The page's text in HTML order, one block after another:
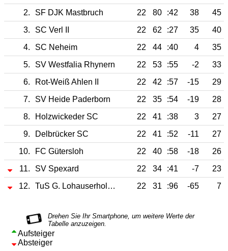
2.
SF DJK Mastbruch 22 80 :42 38
45
3.
SC Verl II 22 62 :27 35
40
4.
SC Neheim 22 44 :40 4
35
5.
SV Westfalia Rhynern 22 53 :55 -2
33
6.
Rot-Weiß Ahlen II 22 42 :57 -15
29
7.
SV Heide Paderborn 22 35 :54 -19
28
8.
Holzwickeder SC 22 41 :38 3
27
9.
Delbrücker SC 22 41 :52 -11
27
10.
FC Gütersloh 22 40 :58 -18
26
11.
SV Spexard 22 34 :41 -7
23
12.
TuS G. Lohauserholz-Daberg 22 31 :96 -65 7
Aufsteiger
Absteiger